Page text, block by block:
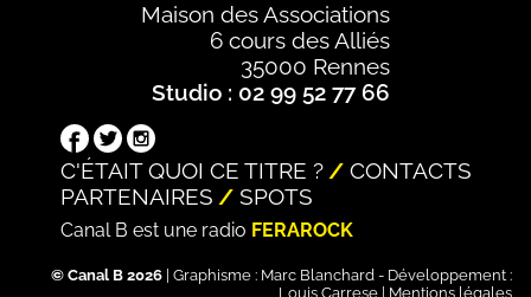
Maison des Associations
6 cours des Alliés
35000 Rennes
Studio : 02 99 52 77 66
C'ÉTAIT QUOI CE TITRE ?
CONTACTS
PARTENAIRES
SPOTS
Canal B est une radio FERAROCK
© Canal B 2026 | Graphisme : Marc Blanchard - Développement :
Louis Carrese
Mentions légales